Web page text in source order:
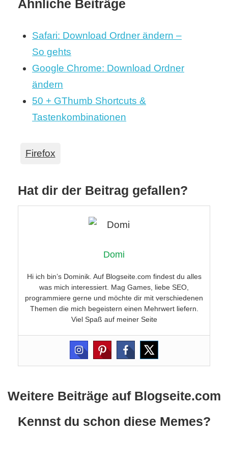
Ähnliche Beiträge
Safari: Download Ordner ändern –
So gehts
Google Chrome: Download Ordner
ändern
50 + GThumb Shortcuts &
Tastenkombinationen
Firefox
Hat dir der Beitrag gefallen?
Domi
Hi ich bin’s Dominik. Auf Blogseite.com findest du alles
was mich interessiert. Mag Games, liebe SEO,
programmiere gerne und möchte dir mit verschiedenen
Themen die mich begeistern einen Mehrwert liefern.
Viel Spaß auf meiner Seite
Weitere Beiträge auf Blogseite.com
Kennst du schon diese Memes?